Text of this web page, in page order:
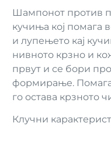
Шампонот против
кучиња кој помага
и лупењето кај
нивното крзно и
првут и се бори
формирање. Помага
го остава крзното
Клучни